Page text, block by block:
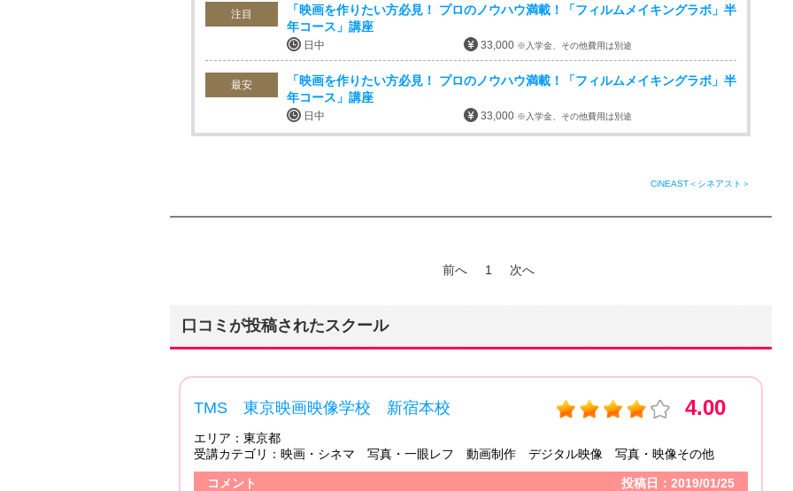
注目
「映画を作りたい方必見！ プロのノウハウ満載！「フィルムメイキングラボ」半
年コース」講座
日中 33,000 ※入学金、その他費用は別途
最安
「映画を作りたい方必見！ プロのノウハウ満載！「フィルムメイキングラボ」半
年コース」講座
日中 33,000 ※入学金、その他費用は別途
CiNEAST＜シネアスト＞
前へ 1 次へ
口コミが投稿されたスクール
TMS 東京映画映像学校 新宿本校 4.00
エリア： 東京都
受講カテゴリ： 映画・シネマ 写真・一眼レフ 動画制作 デジタル映像 写真・映像その他
コメント 投稿日：2019/01/25